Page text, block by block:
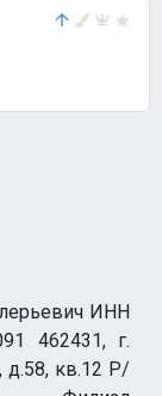
ИНН
462431, г.
д.58, кв.12 Р/